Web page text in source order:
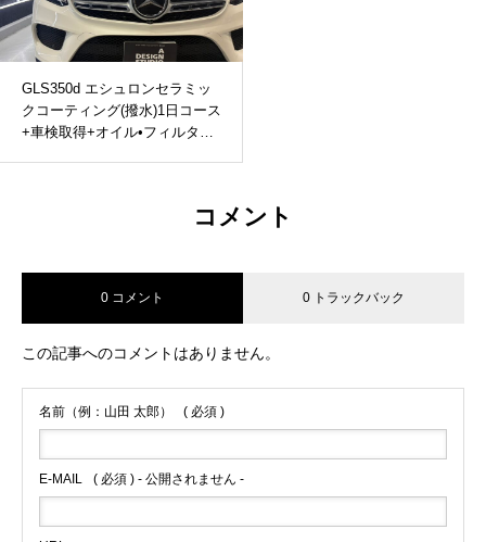
GLS350d エシュロンセラミッ
クコーティング(撥水)1日コース
+車検取得+オイル•フィルター
コメント
0 コメント 0 トラックバック
この記事へのコメントはありません。
名前（例：山田 太郎） ( 必須 )
E-MAIL ( 必須 ) - 公開されません -